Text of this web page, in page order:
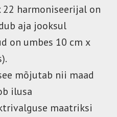
22 harmoniseerijal on
aja jooksul
on umbes 10 cm x
mõjutab nii maad
ilusa
maatriksi